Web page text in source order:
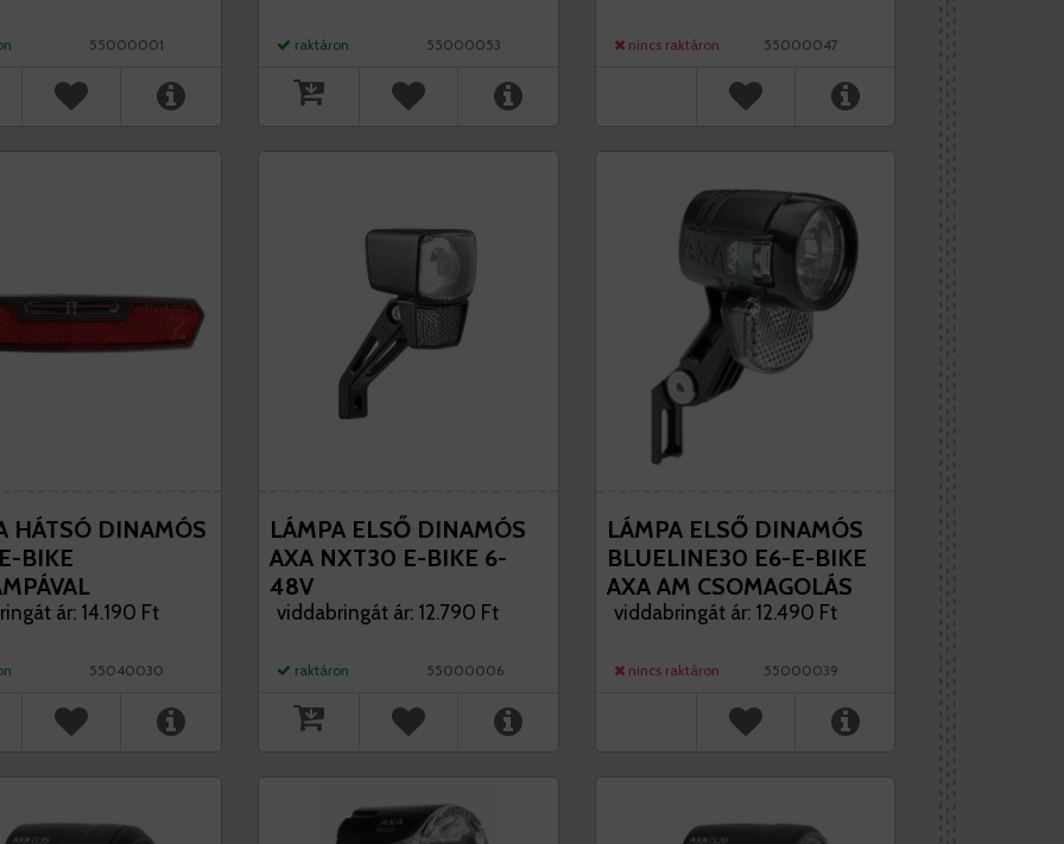
55000001 raktáron 55000053 nincs raktáron 55000047
HÁTSÓ DINAMÓS
BIKE
50MM
ár: 14.190 Ft
55040030
LÁMPA ELSŐ DINAMÓS
AXA NXT30 E-BIKE 6-
48V
viddabringát ár: 12.790 Ft
raktáron 55000006
LÁMPA ELSŐ DINAMÓS
BLUELINE30 E6-E-BIKE
AXA AM CSOMAGOLÁS
viddabringát ár: 12.490 Ft
nincs raktáron 55000039